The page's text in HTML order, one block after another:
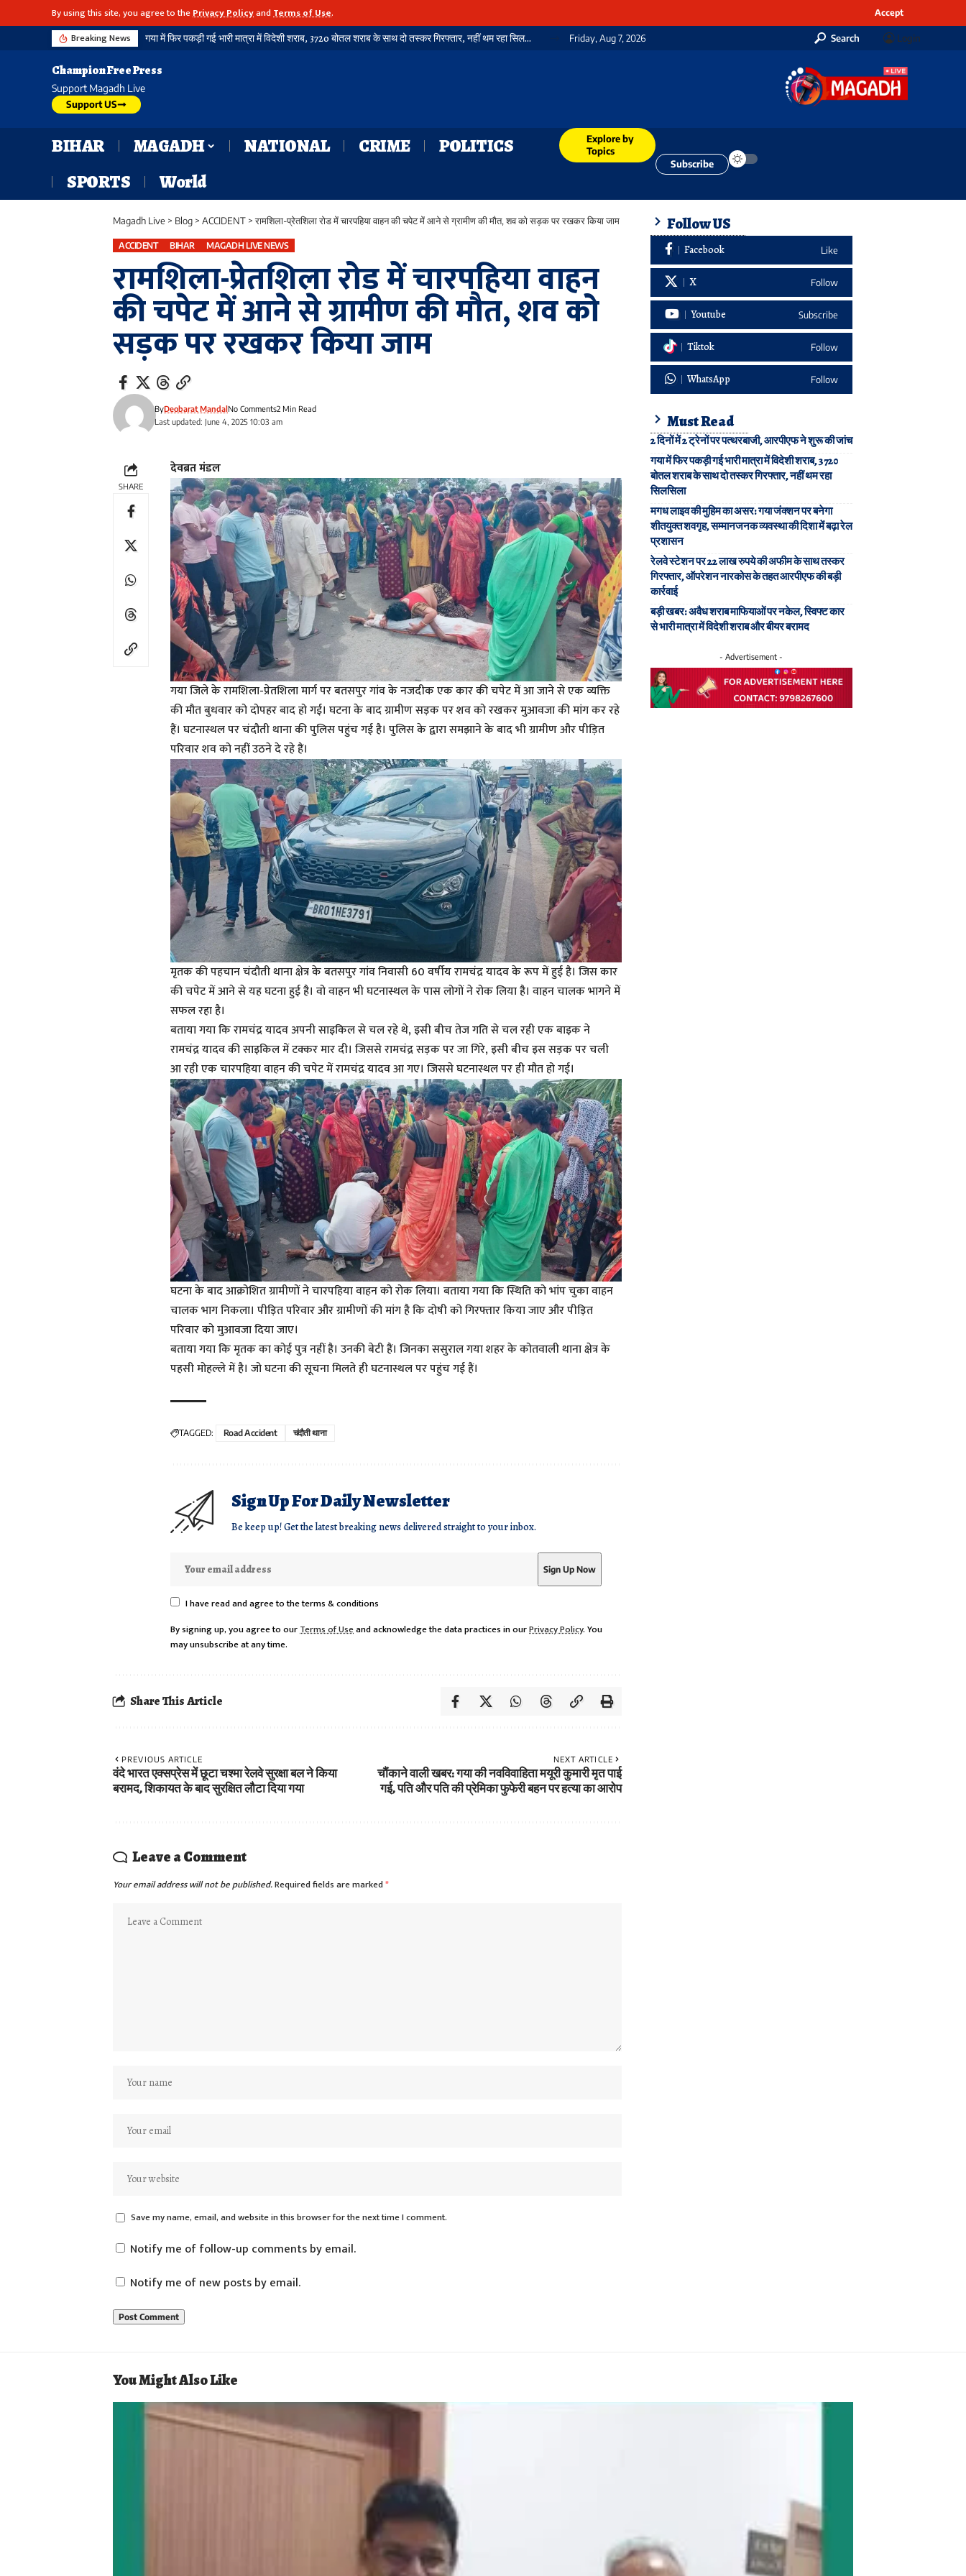
By using this site, you agree to thePrivacy PolicyandTerms of Use. Accept
Breaking News गया में फिर पकड़ी गई भारी मात्रा में विदेशी शराब, 3720 बोतल शराब के साथ दो तस्कर गिरफ्तार, नहीं थम रहा सिलसिला Friday, Aug 7, 2026 Search Login
Champion Free Press
Support Magadh Live
Support US
BIHAR MAGADH NATIONAL CRIME
POLITICS
SPORTS
World
Explore by
Topics
Subscribe
Magadh Live > Blog > ACCIDENT >रामशिला-प्रेतशिला रोड में चारपहिया वाहन की चपेट में आने से ग्रामीण की मौत, शव को सड़क पर रखकर किया जाम
ACCIDENT BIHAR MAGADH LIVE NEWS
रामशिला-प्रेतशिला रोड में चारपहिया वाहन
की चपेट में आने से ग्रामीण की मौत, शव को
सड़क पर रखकर किया जाम
Last updated: June 4, 2025 10:03 am
ByDeobarat MandalNo Comments2 Min Read
SHARE
देवब्रत मंडल
गया जिले के रामशिला-प्रेतशिला मार्ग पर बतसपुर गांव के नजदीक एक कार की चपेट में आ जाने से एक व्यक्ति
की मौत बुधवार को दोपहर बाद हो गई। घटना के बाद ग्रामीण सड़क पर शव को रखकर मुआवजा की मांग कर रहे
हैं। घटनास्थल पर चंदौती थाना की पुलिस पहुंच गई है। पुलिस के द्वारा समझाने के बाद भी ग्रामीण और पीड़ित
परिवार शव को नहीं उठने दे रहे हैं।
मृतक की पहचान चंदौती थाना क्षेत्र के बतसपुर गांव निवासी 60 वर्षीय रामचंद्र यादव के रूप में हुई है। जिस कार
की चपेट में आने से यह घटना हुई है। वो वाहन भी घटनास्थल के पास लोगों ने रोक लिया है। वाहन चालक भागने में
सफल रहा है।
बताया गया कि रामचंद्र यादव अपनी साइकिल से चल रहे थे, इसी बीच तेज गति से चल रही एक बाइक ने
रामचंद्र यादव की साइकिल में टक्कर मार दी। जिससे रामचंद्र सड़क पर जा गिरे, इसी बीच इस सड़क पर चली
आ रही एक चारपहिया वाहन की चपेट में रामचंद्र यादव आ गए। जिससे घटनास्थल पर ही मौत हो गई।
घटना के बाद आक्रोशित ग्रामीणों ने चारपहिया वाहन को रोक लिया। बताया गया कि स्थिति को भांप चुका वाहन
चालक भाग निकला। पीड़ित परिवार और ग्रामीणों की मांग है कि दोषी को गिरफ्तार किया जाए और पीड़ित
परिवार को मुआवजा दिया जाए।
बताया गया कि मृतक का कोई पुत्र नहीं है। उनकी बेटी हैं। जिनका ससुराल गया शहर के कोतवाली थाना क्षेत्र के
पहसी मोहल्ले में है। जो घटना की सूचना मिलते ही घटनास्थल पर पहुंच गई हैं।
TAGGED: Road Accident चंदौती थाना
Sign Up For Daily Newsletter
Be keep up! Get the latest breaking news delivered straight to your inbox.
I have read and agree to the terms & conditions
By signing up, you agree to ourTerms of Useand acknowledge the data practices in ourPrivacy Policy. You
may unsubscribe at any time.
Share This Article
PREVIOUS ARTICLE
वंदे भारत एक्सप्रेस में छूटा चश्मा रेलवे सुरक्षा बल ने किया
बरामद, शिकायत के बाद सुरक्षित लौटा दिया गया
NEXT ARTICLE
चौंकाने वाली खबर: गया की नवविवाहिता मयूरी कुमारी मृत पाई
गई, पति और पति की प्रेमिका फुफेरी बहन पर हत्या का आरोप
Leave a Comment
Your email address will not be published.Required fields are marked*
Save my name, email, and website in this browser for the next time I comment.
Notify me of follow-up comments by email.
Notify me of new posts by email.
Follow US
Facebook Like
X Follow
Youtube Subscribe
Tiktok Follow
WhatsApp Follow
Must Read
2 दिनों में 2 ट्रेनों पर पत्थरबाजी, आरपीएफ ने शुरू की जांच
गया में फिर पकड़ी गई भारी मात्रा में विदेशी शराब, 3720
बोतल शराब के साथ दो तस्कर गिरफ्तार, नहीं थम रहा
सिलसिला
मगध लाइव की मुहिम का असर: गया जंक्शन पर बनेगा
शीतयुक्त शवगृह, सम्मानजनक व्यवस्था की दिशा में बढ़ा रेल
प्रशासन
रेलवे स्टेशन पर 22 लाख रुपये की अफीम के साथ तस्कर
गिरफ्तार, ऑपरेशन नारकोस के तहत आरपीएफ की बड़ी
कार्रवाई
बड़ी खबर: अवैध शराब माफियाओं पर नकेल, स्विफ्ट कार
से भारी मात्रा में विदेशी शराब और बीयर बरामद
- Advertisement -
You Might Also Like